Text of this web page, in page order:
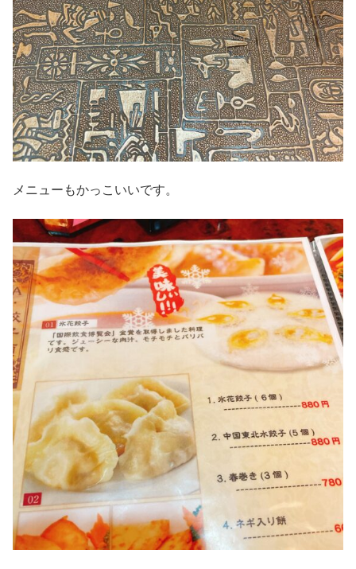
メニューもかっこいいです。